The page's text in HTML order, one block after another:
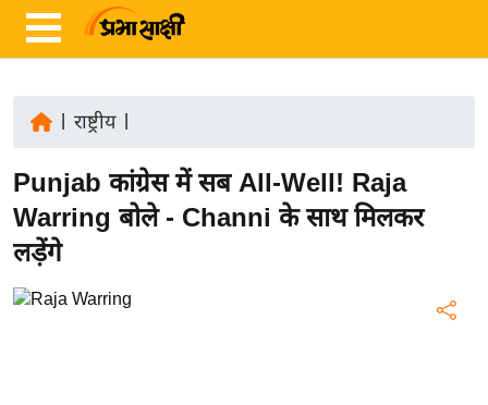
ज़ा
ख
र
रा
राष्ट्रीय|
Punjab कांग्रेस में सब All-Well! Raja
Warring बोले - Channi के साथ मिलकर
लड़ेंगे